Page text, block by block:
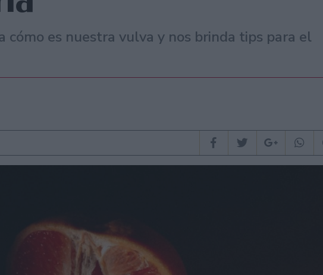
cómo es nuestra vulva y nos brinda tips para el